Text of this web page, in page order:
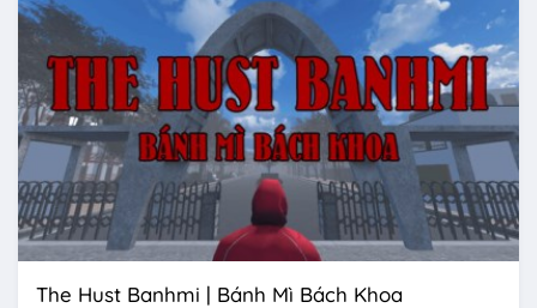
The Hust Banhmi | Bánh Mì Bách Khoa